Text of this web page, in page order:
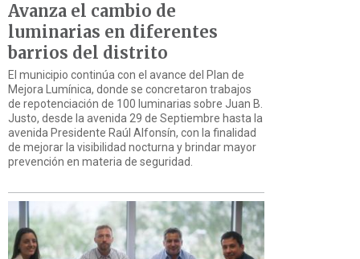
Avanza el cambio de
luminarias en diferentes
barrios del distrito
El municipio continúa con el avance del Plan de
Mejora Lumínica, donde se concretaron trabajos
de repotenciación de 100 luminarias sobre Juan B.
Justo, desde la avenida 29 de Septiembre hasta la
avenida Presidente Raúl Alfonsín, con la finalidad
de mejorar la visibilidad nocturna y brindar mayor
prevención en materia de seguridad.